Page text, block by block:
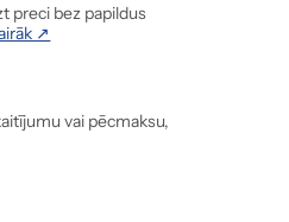
preci bez papildus
↗
vai pēcmaksu,